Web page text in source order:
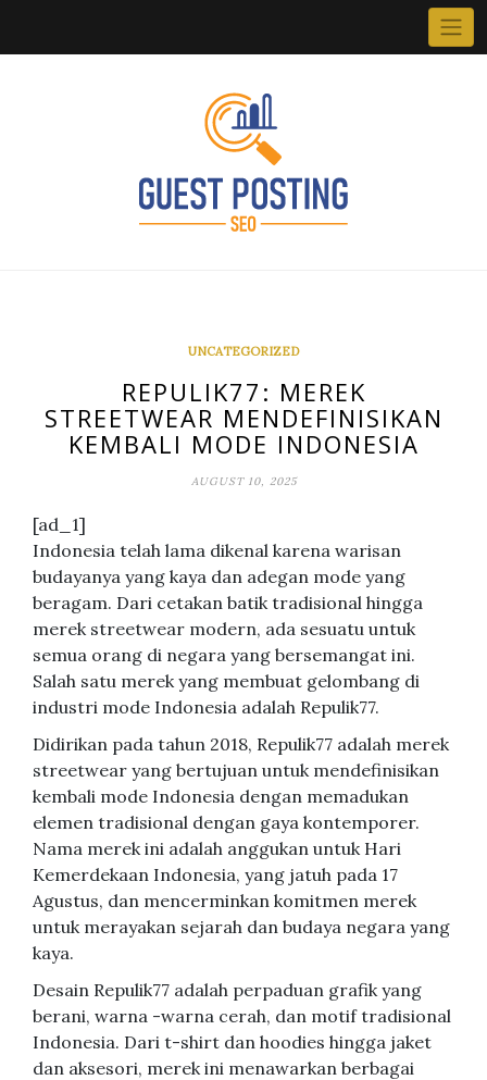
UNCATEGORIZED
REPULIK77: MEREK
STREETWEAR MENDEFINISIKAN
KEMBALI MODE INDONESIA
AUGUST 10, 2025
[ad_1]
Indonesia telah lama dikenal karena warisan
budayanya yang kaya dan adegan mode yang
beragam. Dari cetakan batik tradisional hingga
merek streetwear modern, ada sesuatu untuk
semua orang di negara yang bersemangat ini.
Salah satu merek yang membuat gelombang di
industri mode Indonesia adalah Repulik77.
Didirikan pada tahun 2018, Repulik77 adalah merek
streetwear yang bertujuan untuk mendefinisikan
kembali mode Indonesia dengan memadukan
elemen tradisional dengan gaya kontemporer.
Nama merek ini adalah anggukan untuk Hari
Kemerdekaan Indonesia, yang jatuh pada 17
Agustus, dan mencerminkan komitmen merek
untuk merayakan sejarah dan budaya negara yang
kaya.
Desain Repulik77 adalah perpaduan grafik yang
berani, warna -warna cerah, dan motif tradisional
Indonesia. Dari t-shirt dan hoodies hingga jaket
dan aksesori, merek ini menawarkan berbagai